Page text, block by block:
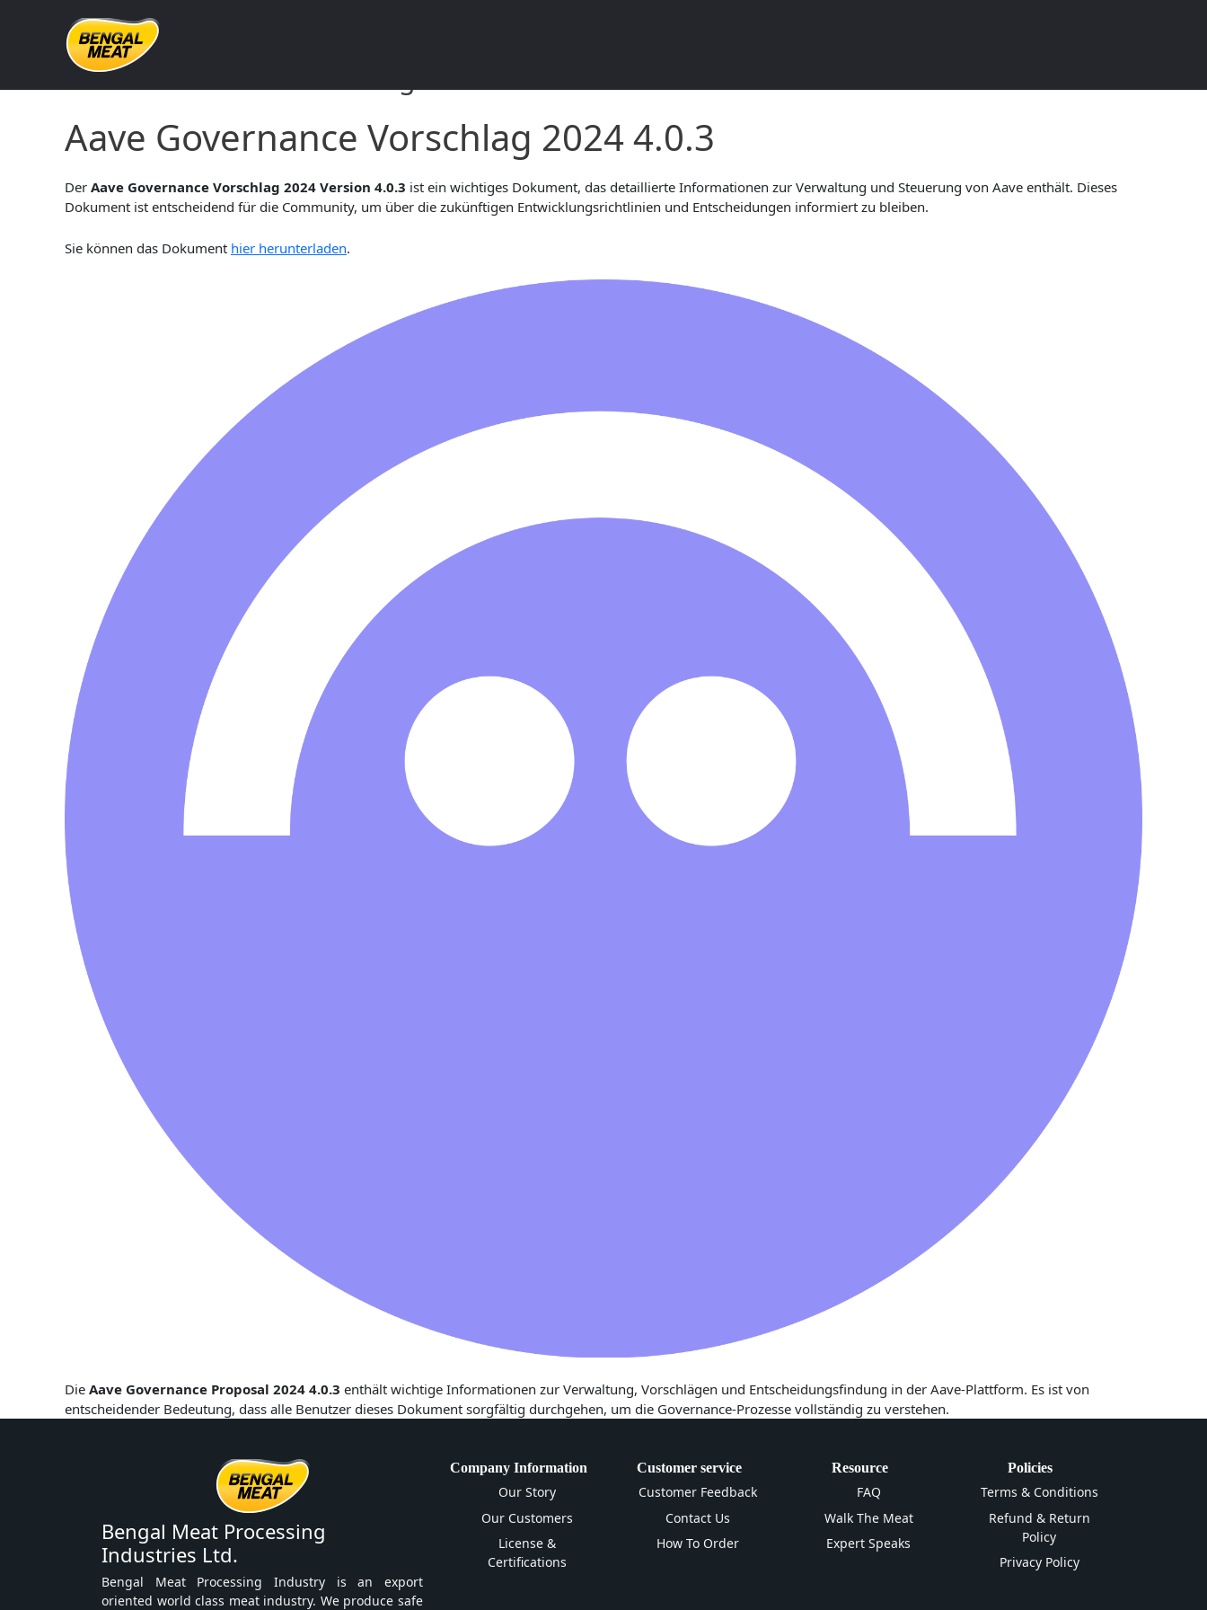
Aave Governance Vorschlag 2024 4.0.3 Dokumentation
Aave Governance Vorschlag 2024 4.0.3
Der Aave Governance Vorschlag 2024 Version 4.0.3 ist ein wichtiges Dokument, das detaillierte Informationen zur Verwaltung und Steuerung von Aave enthält. Dieses
Dokument ist entscheidend für die Community, um über die zukünftigen Entwicklungsrichtlinien und Entscheidungen informiert zu bleiben.
Sie können das Dokument hier herunterladen.
Die Aave Governance Proposal 2024 4.0.3 enthält wichtige Informationen zur Verwaltung, Vorschlägen und Entscheidungsfindung in der Aave-Plattform. Es ist von
entscheidender Bedeutung, dass alle Benutzer dieses Dokument sorgfältig durchgehen, um die Governance-Prozesse vollständig zu verstehen.
Bengal Meat Processing
Industries Ltd.
Bengal Meat Processing Industry is an export
oriented world class meat industry. We produce safe
Company Information
Our Story
Our Customers
License &
Certifications
Customer service
Customer Feedback
Contact Us
How To Order
Resource
FAQ
Walk The Meat
Expert Speaks
Policies
Terms & Conditions
Refund & Return
Policy
Privacy Policy